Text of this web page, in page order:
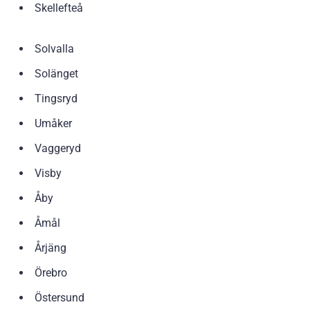
Skellefteå
Solvalla
Solänget
Tingsryd
Umåker
Vaggeryd
Visby
Åby
Åmål
Årjäng
Örebro
Östersund